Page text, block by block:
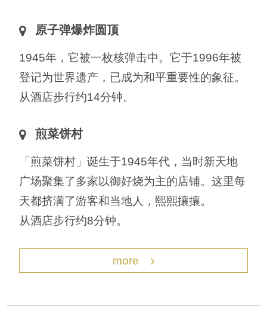
原子弹爆炸圆顶
1945年，它被一枚核弹击中。它于1996年被
登记为世界遗产，已成为和平重要性的象征。
从酒店步行约14分钟。
煎菜饼村
「煎菜饼村」诞生于1945年代，当时新天地
广场聚集了多家以御好烧为主的店铺。这里每
天都挤满了游客和当地人，熙熙攘攘。
从酒店步行约8分钟。
more